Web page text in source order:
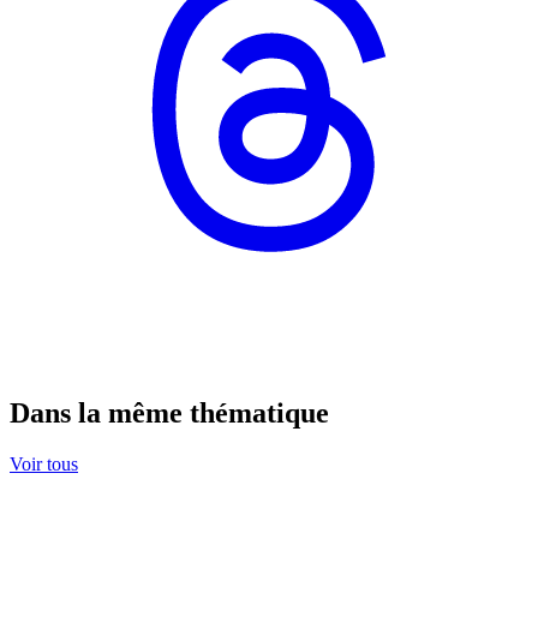
Dans la même thématique
Voir tous